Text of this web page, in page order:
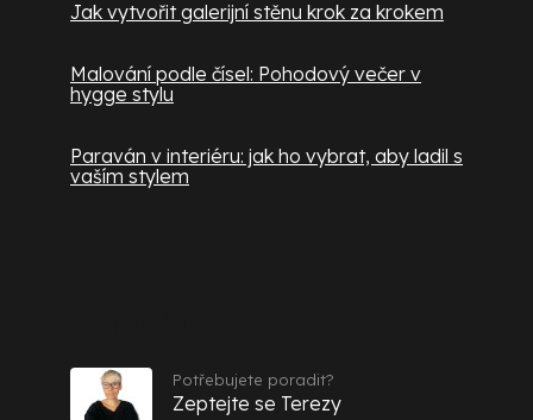
Jak vytvořit galerijní stěnu krok za krokem
Malování podle čísel: Pohodový večer v
hygge stylu
Paraván v interiéru: jak ho vybrat, aby ladil s
vaším stylem
Potřebujete poradit?
Zeptejte se Terezy